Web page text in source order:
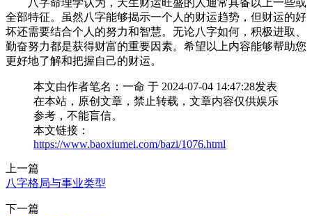
全部特征。虽然八字能够揭示一个人的财运趋势，但财运的好
坏还需要结合个人的努力和智慧。无论八字如何，积极进取、
勤奋努力都是获得财富的重要因素。希望以上内容能够帮助您
更好地了解和把握自己的财运。
本文由作者笔名：一命 于 2024-07-04 14:47:28发表
在本站，原创文章，禁止转载，文章内容仅供娱乐
参考，不能盲信。
本文链接：
https://www.baoxiumei.com/bazi/1076.html
上一篇
八字格局与事业类型
下一篇